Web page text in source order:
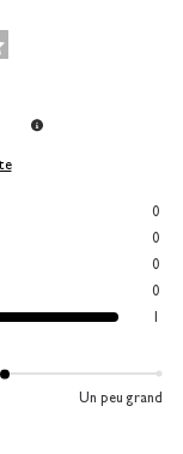
0
0
0
0
Un peu grand